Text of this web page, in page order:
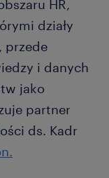
HR,
działy
przede
i danych
jako
partner
ds. Kadr